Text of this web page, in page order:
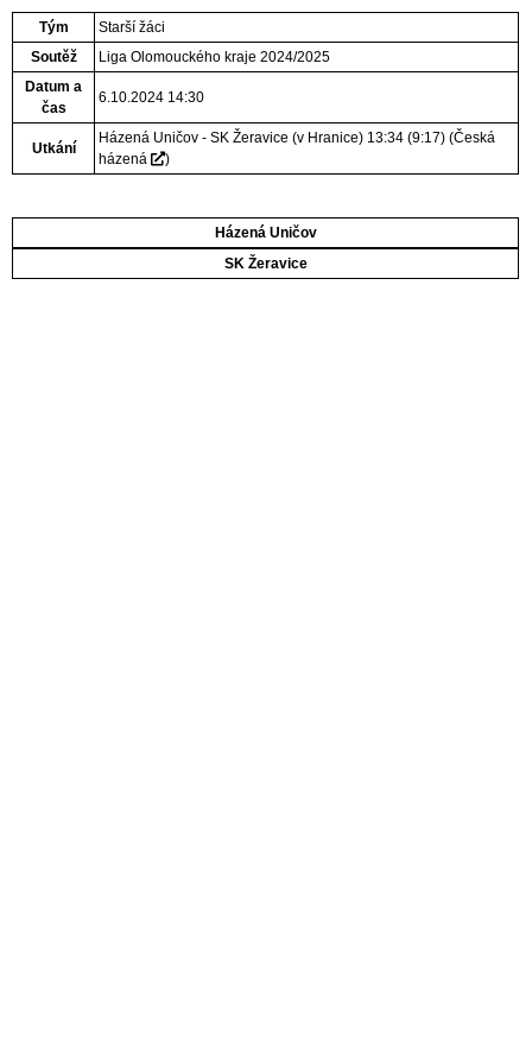
Tým
Starší žáci
Soutěž
Liga Olomouckého kraje 2024/2025
Datum a
čas
6.10.2024 14:30
Utkání
Házená Uničov - SK Žeravice (v Hranice) 13:34 (9:17)(Česká
házená
)
Házená Uničov
SK Žeravice